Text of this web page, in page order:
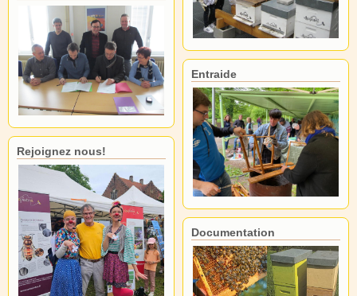
Rejoignez nous!
Entraide
Documentation